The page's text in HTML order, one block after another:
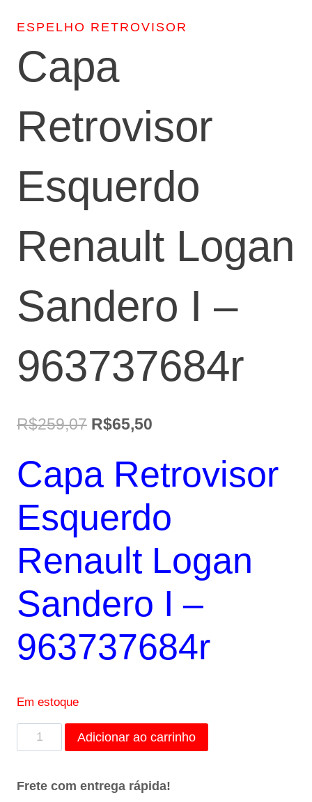
ESPELHO RETROVISOR
Capa
Retrovisor
Esquerdo
Renault Logan
Sandero I –
963737684r
R$259,07 O
original
R$259,07.
R$65,50
atual
R$65,50.
Capa Retrovisor
Esquerdo
Renault Logan
Sandero I –
963737684r
Em estoque
Capa
Retrovisor
Renault
Adicionar ao carrinho
Frete com entrega rápida!